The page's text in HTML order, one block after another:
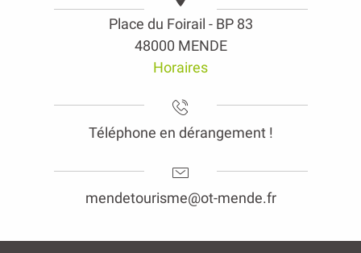
Place du Foirail - BP 83
48000 MENDE
Horaires
Téléphone en dérangement !
mendetourisme@ot-mende.fr